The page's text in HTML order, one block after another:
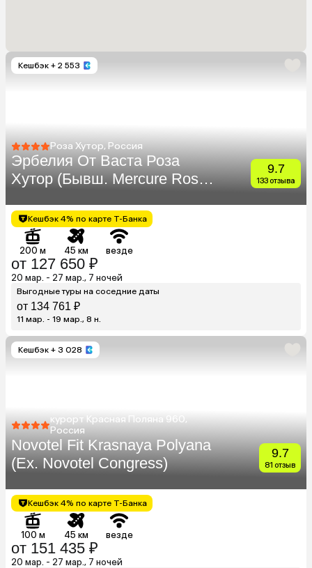
Кешбэк + 2 553
Роза Хутор, Россия
Эрбелия От Васта Роза
Хутор (Бывш. Mercure Rosa
9.7
133 отзыва
Кешбэк 4% по карте Т-Банка
200 м 45 км везде
от 127 650 ₽
20 мар. - 27 мар., 7 ночей
Выгодные туры на соседние даты
от 134 761 ₽
11 мар. - 19 мар., 8 н.
Кешбэк + 3 028
курорт Красная Поляна 960,
Россия
Novotel Fit Krasnaya Polyana
(Ex. Novotel Congress)
9.7
81 отзыв
Кешбэк 4% по карте Т-Банка
100 м 45 км везде
от 151 435 ₽
20 мар. - 27 мар., 7 ночей